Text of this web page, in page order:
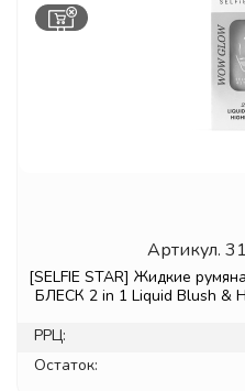
Артикул.
[SELFIE STAR] Жидкие
БЛЕСК 2 in 1 Liquid Blush &
РРЦ:
Остаток: